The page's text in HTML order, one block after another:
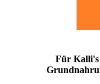
Für Kalli's